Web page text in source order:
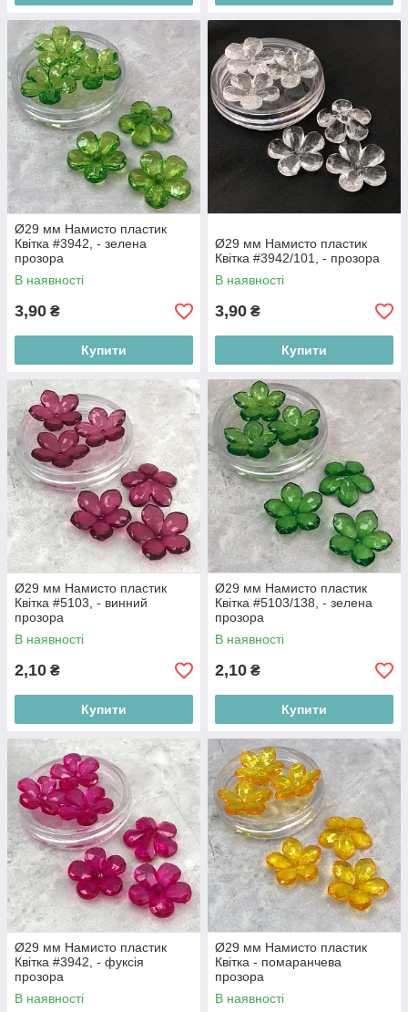
Ø29 мм Намисто пластик
Квітка #3942, - зелена
прозора
В наявності
3,90 ₴
Купити
Ø29 мм Намисто пластик
Квітка #3942/101, - прозора
В наявності
3,90 ₴
Купити
Ø29 мм Намисто пластик
Квітка #5103, - винний
прозора
В наявності
2,10 ₴
Купити
Ø29 мм Намисто пластик
Квітка #5103/138, - зелена
прозора
В наявності
2,10 ₴
Купити
Ø29 мм Намисто пластик
Квітка #3942, - фуксія
прозора
В наявності
Ø29 мм Намисто пластик
Квітка - помаранчева
прозора
В наявності